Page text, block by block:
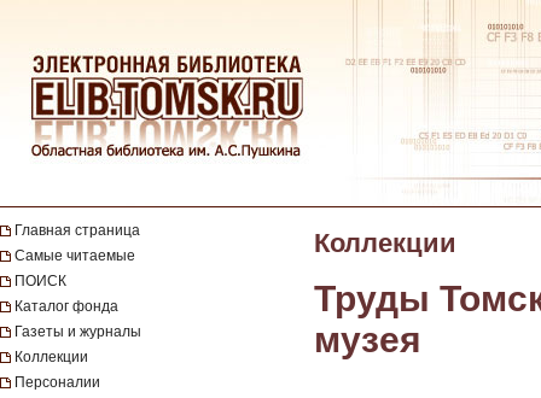
Главная страница
Самые читаемые
ПОИСК
Каталог фонда
Газеты и журналы
Коллекции
Персоналии
Коллекции
Труды
музея